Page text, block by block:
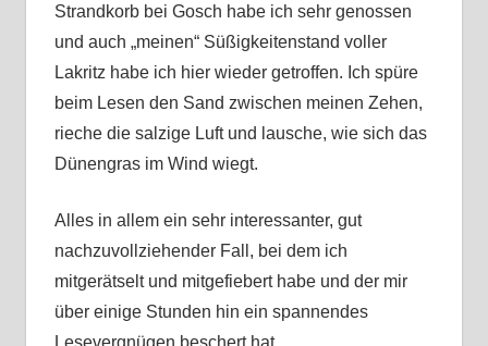
Strandkorb bei Gosch habe ich sehr genossen
und auch „meinen“ Süßigkeitenstand voller
Lakritz habe ich hier wieder getroffen. Ich spüre
beim Lesen den Sand zwischen meinen Zehen,
rieche die salzige Luft und lausche, wie sich das
Dünengras im Wind wiegt.
Alles in allem ein sehr interessanter, gut
nachzuvollziehender Fall, bei dem ich
mitgerätselt und mitgefiebert habe und der mir
über einige Stunden hin ein spannendes
Lesevergnügen beschert hat.